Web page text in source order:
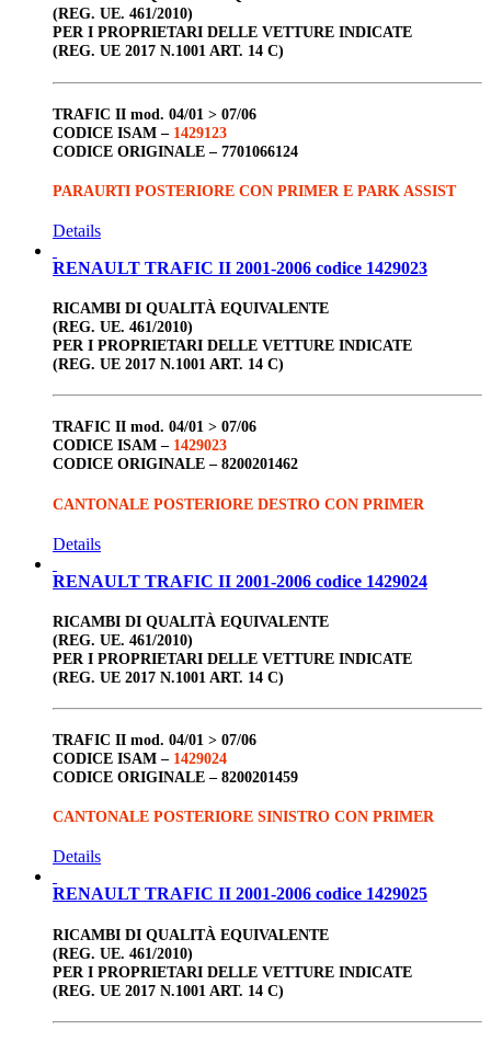
(REG. UE. 461/2010)
PER I PROPRIETARI DELLE VETTURE INDICATE
(REG. UE 2017 N.1001 ART. 14 C)
TRAFIC II mod. 04/01 > 07/06
CODICE ISAM – 1429123
CODICE ORIGINALE – 7701066124
PARAURTI POSTERIORE CON PRIMER E PARK ASSIST
Details
RENAULT TRAFIC II 2001-2006 codice 1429023
RICAMBI DI QUALITÀ EQUIVALENTE
(REG. UE. 461/2010)
PER I PROPRIETARI DELLE VETTURE INDICATE
(REG. UE 2017 N.1001 ART. 14 C)
TRAFIC II mod. 04/01 > 07/06
CODICE ISAM – 1429023
CODICE ORIGINALE – 8200201462
CANTONALE POSTERIORE DESTRO CON PRIMER
Details
RENAULT TRAFIC II 2001-2006 codice 1429024
RICAMBI DI QUALITÀ EQUIVALENTE
(REG. UE. 461/2010)
PER I PROPRIETARI DELLE VETTURE INDICATE
(REG. UE 2017 N.1001 ART. 14 C)
TRAFIC II mod. 04/01 > 07/06
CODICE ISAM – 1429024
CODICE ORIGINALE – 8200201459
CANTONALE POSTERIORE SINISTRO CON PRIMER
Details
RENAULT TRAFIC II 2001-2006 codice 1429025
RICAMBI DI QUALITÀ EQUIVALENTE
(REG. UE. 461/2010)
PER I PROPRIETARI DELLE VETTURE INDICATE
(REG. UE 2017 N.1001 ART. 14 C)